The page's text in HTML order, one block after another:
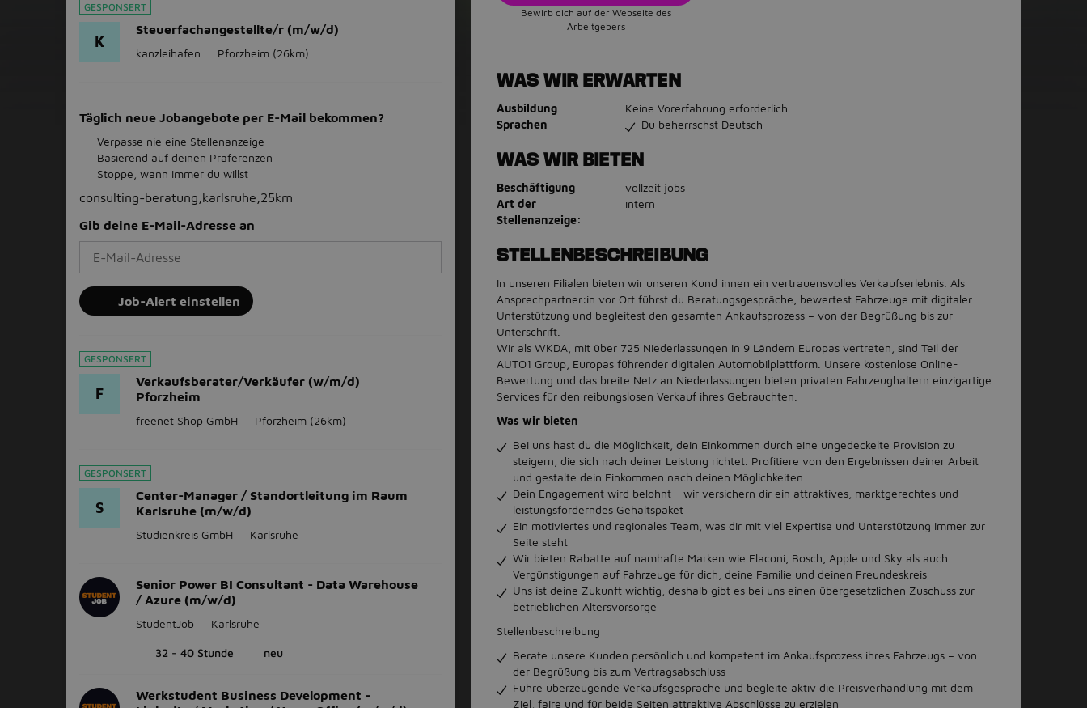
GESPONSERT
K
Steuerfachangestellte/r (m/w/d)
kanzleihafen Pforzheim (26km)
Täglich neue Jobangebote per E-Mail bekommen?
Verpasse nie eine Stellenanzeige
Basierend auf deinen Präferenzen
Stoppe, wann immer du willst
consulting-beratung,karlsruhe,25km
Gib deine E-Mail-Adresse an
Job-Alert einstellen
GESPONSERT
F
Verkaufsberater/Verkäufer (w/m/d)
Pforzheim
freenet Shop GmbH Pforzheim (26km)
GESPONSERT
S
Center-Manager / Standortleitung im Raum
Karlsruhe (m/w/d)
Studienkreis GmbH Karlsruhe
Senior Power BI Consultant - Data Warehouse
/ Azure (m/w/d)
StudentJob Karlsruhe
32 - 40 Stunde neu
Werkstudent Business Development -
Bewirb dich auf der Webseite des
Arbeitgebers
WAS WIR ERWARTEN
Ausbildung
Keine Vorerfahrung erforderlich
Sprachen
Du beherrschst Deutsch
WAS WIR BIETEN
Beschäftigung
vollzeit jobs
Art der
Stellenanzeige:
intern
STELLENBESCHREIBUNG
In unseren Filialen bieten wir unseren Kund:innen ein vertrauensvolles Verkaufserlebnis. Als
Ansprechpartner:in vor Ort führst du Beratungsgespräche, bewertest Fahrzeuge mit digitaler
Unterstützung und begleitest den gesamten Ankaufsprozess – von der Begrüßung bis zur
Unterschrift.
Wir als WKDA, mit über 725 Niederlassungen in 9 Ländern Europas vertreten, sind Teil der
AUTO1 Group, Europas führender digitalen Automobilplattform. Unsere kostenlose Online-
Bewertung und das breite Netz an Niederlassungen bieten privaten Fahrzeughaltern einzigartige
Services für den reibungslosen Verkauf ihres Gebrauchten.
Was wir bieten
Bei uns hast du die Möglichkeit, dein Einkommen durch eine ungedeckelte Provision zu
steigern, die sich nach deiner Leistung richtet. Profitiere von den Ergebnissen deiner Arbeit
und gestalte dein Einkommen nach deinen Möglichkeiten
Dein Engagement wird belohnt - wir versichern dir ein attraktives, marktgerechtes und
leistungsförderndes Gehaltspaket
Ein motiviertes und regionales Team, was dir mit viel Expertise und Unterstützung immer zur
Seite steht
Wir bieten Rabatte auf namhafte Marken wie Flaconi, Bosch, Apple und Sky als auch
Vergünstigungen auf Fahrzeuge für dich, deine Familie und deinen Freundeskreis
Uns ist deine Zukunft wichtig, deshalb gibt es bei uns einen übergesetzlichen Zuschuss zur
betrieblichen Altersvorsorge
Stellenbeschreibung
Berate unsere Kunden persönlich und kompetent im Ankaufsprozess ihres Fahrzeugs – von
der Begrüßung bis zum Vertragsabschluss
Führe überzeugende Verkaufsgespräche und begleite aktiv die Preisverhandlung mit dem
Ziel, faire und für beide Seiten attraktive Abschlüsse zu erzielen